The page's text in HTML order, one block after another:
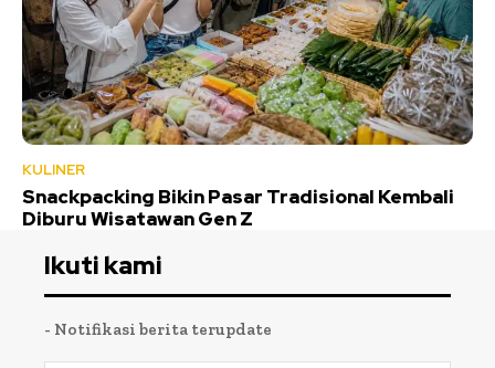
KULINER
Snackpacking Bikin Pasar Tradisional Kembali
Diburu Wisatawan Gen Z
Ikuti kami
- Notifikasi berita terupdate